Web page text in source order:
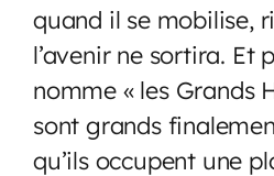
quand il se mobilise,
l’avenir ne sortira. Et
nomme « les Grands
sont grands
qu’ils occupent une